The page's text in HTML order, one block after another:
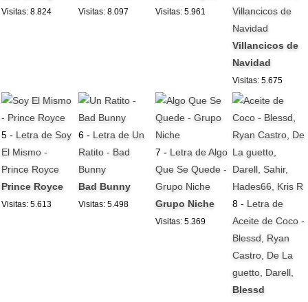
Visitas: 8.824 Visitas: 8.097 Visitas: 5.961
Villancicos de
Navidad
Villancicos de
Navidad
Visitas: 5.675
5 - Letra de Soy
El Mismo -
Prince Royce
Prince Royce
Visitas: 5.613
6 - Letra de Un
Ratito - Bad
Bunny
Bad Bunny
Visitas: 5.498
7 - Letra de Algo
Que Se Quede -
Grupo Niche
Grupo Niche
Visitas: 5.369
8 - Letra de
Aceite de Coco -
Blessd, Ryan
Castro, De La
guetto, Darell,
Blessd